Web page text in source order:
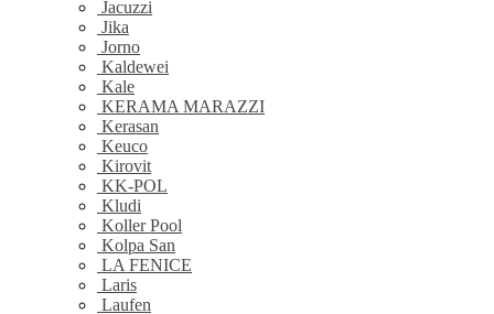
Jacuzzi
Jika
Jorno
Kaldewei
Kale
KERAMA MARAZZI
Kerasan
Keuco
Kirovit
KK-POL
Kludi
Koller Pool
Kolpa San
LA FENICE
Laris
Laufen